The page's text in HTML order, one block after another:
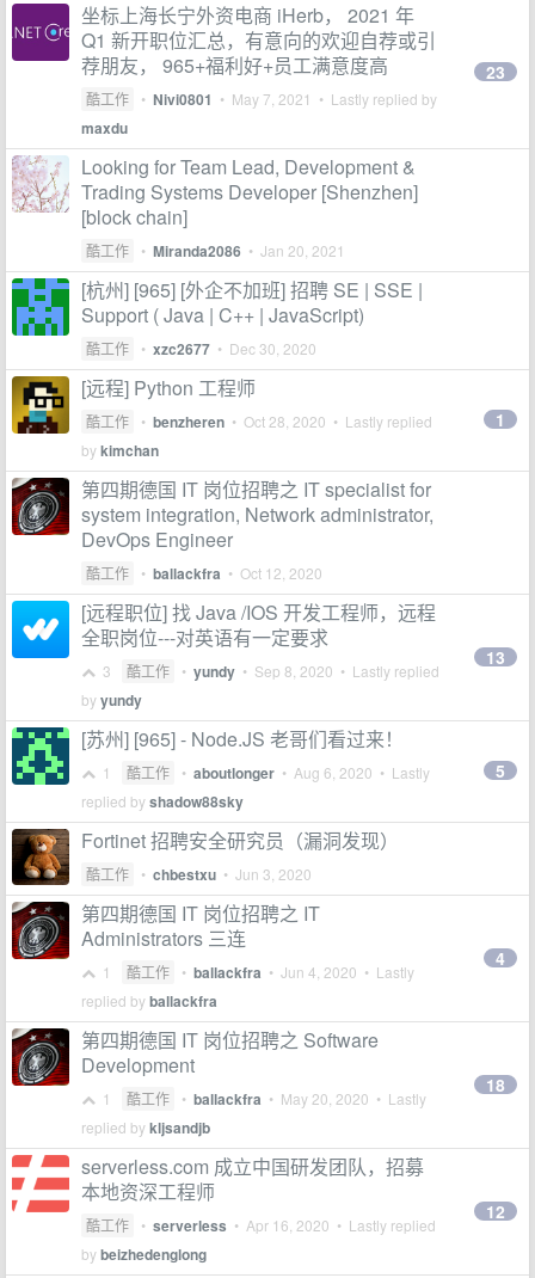
坐标上海长宁外资电商 iHerb， 2021 年
Q1 新开职位汇总，有意向的欢迎自荐或引
荐朋友， 965+福利好+员工满意度高
酷工作 • Nivi0801 • May 7, 2021 • Lastly replied by
maxdu
23
Looking for Team Lead, Development &
Trading Systems Developer [Shenzhen]
[block chain]
酷工作 • Miranda2086 • Jan 20, 2021
[杭州] [965] [外企不加班] 招聘 SE | SSE |
Support ( Java | C++ | JavaScript)
酷工作 • xzc2677 • Dec 30, 2020
[远程] Python 工程师
酷工作 • benzheren • Oct 28, 2020 • Lastly replied
bykimchan
1
第四期德国 IT 岗位招聘之 IT specialist for
system integration, Network administrator,
DevOps Engineer
酷工作 • ballackfra • Oct 12, 2020
[远程职位] 找 Java /IOS 开发工程师，远程
全职岗位---对英语有一定要求
3 酷工作 • yundy • Sep 8, 2020 • Lastly replied
byyundy
13
[苏州] [965] - Node.JS 老哥们看过来！
1 酷工作 • aboutlonger • Aug 6, 2020 • Lastly
replied byshadow88sky
5
Fortinet 招聘安全研究员（漏洞发现）
酷工作 • chbestxu • Jun 3, 2020
第四期德国 IT 岗位招聘之 IT
Administrators 三连
1 酷工作 • ballackfra • Jun 4, 2020 • Lastly
replied byballackfra
4
第四期德国 IT 岗位招聘之 Software
Development
1 酷工作 • ballackfra • May 20, 2020 • Lastly
replied bykljsandjb
18
serverless.com 成立中国研发团队，招募
本地资深工程师
酷工作 • serverless • Apr 16, 2020 • Lastly replied
bybeizhedenglong
12